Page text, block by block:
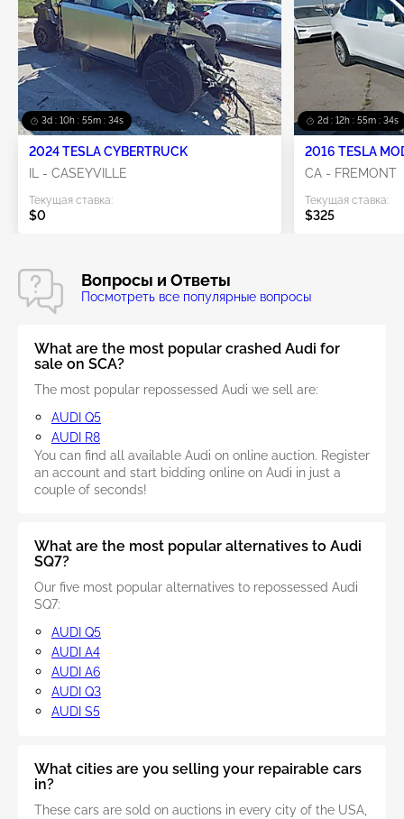
3d : 10h : 55m : 33s
2024 TESLA CYBERTRUCK
IL - CASEYVILLE
Текущая ставка:
$0
2d : 12h : 55m : 33s
2016 TESLA
CA - FREMONT
Текущая ставка:
$325
Вопросы и Ответы
Посмотреть все популярные вопросы
What are the most popular crashed Audi for
sale on SCA?
The most popular repossessed Audi we sell are:
AUDI Q5
AUDI R8
You can find all available Audi on online auction. Register
an account and start bidding online on Audi in just a
couple of seconds!
What are the most popular alternatives to Audi
SQ7?
Our five most popular alternatives to repossessed Audi
SQ7:
AUDI Q5
AUDI A4
AUDI A6
AUDI Q3
AUDI S5
What cities are you selling your repairable cars
in?
These cars are sold on auctions in every city of the USA,